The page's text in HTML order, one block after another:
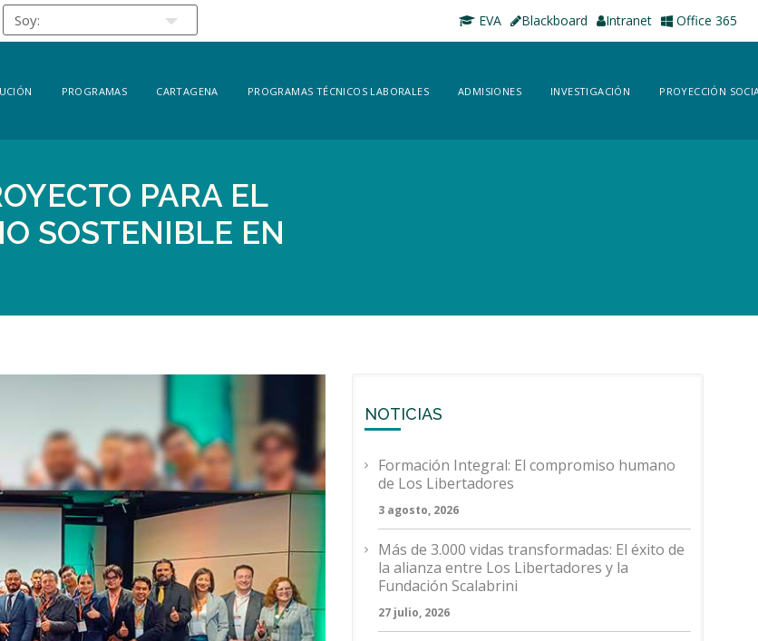
EVA Blackboard Intranet Office 365
PROGRAMAS CARTAGENA PROGRAMAS TÉCNICOS LABORALES ADMISIONES INVESTIGACIÓN PROYECCIÓN
PARA EL
SOSTENIBLE EN
NOTICIAS
Formación Integral: El compromiso humano
de Los Libertadores
3 agosto, 2026
Más de 3.000 vidas transformadas: El éxito de
la alianza entre Los Libertadores y la
Fundación Scalabrini
27 julio, 2026